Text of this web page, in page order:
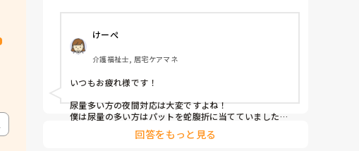
特に夜用のパットは大きいものを使用し、吸収量は多
ず1/3程は有効に吸収できていないように思います。
できるだけ臀部側にずらすようにしてますが・・・
オムツの大きさもあり限界があります。
パットの全域を有効に使えるようないい案はございま
せんか？
特に女性の方の対応でご教示ください。
都度交換もいいとおもうんですが、睡眠を優先したい
とおもっております。
けーぺ
介護福祉士, 居宅ケアマネ
いつもお疲れ様です！
尿量多い方の夜間対応は大変ですよね！
僕は尿量の多い方はパットを蛇腹折に当てていました！
お尻側に漏れるのを吸収してくれるイメージで当ててま
回答をもっと見る